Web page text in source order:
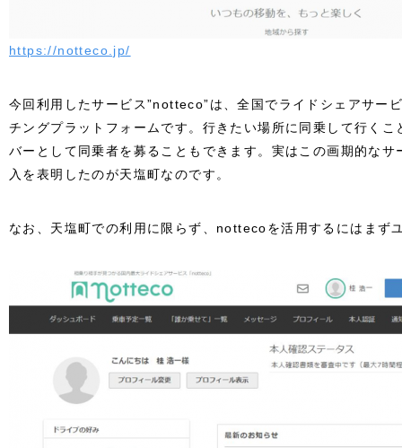
https://notteco.jp/
今回利用したサービス”notteco”は、全国でライドシェアサー
チングプラットフォームです。行きたい場所に同乗して行く
バーとして同乗者を募ることもできます。実はこの画期的な
入を表明したのが天塩町なのです。
なお、天塩町での利用に限らず、nottecoを活用するにはまず